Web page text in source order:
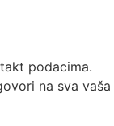
podacima.
na sva vaša